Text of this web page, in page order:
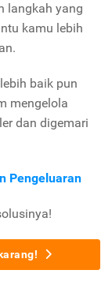
langkah yang
kamu lebih
baik pun
mengelola
dan digemari
Pengeluaran